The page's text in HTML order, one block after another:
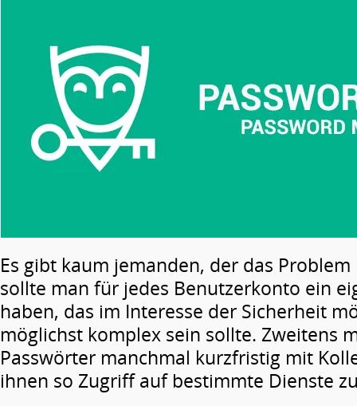
Es gibt kaum jemanden, der das
sollte man für jedes Benutzerkonto ein
haben, das im Interesse der Sicherheit
möglichst komplex sein sollte. Zweitens
Passwörter manchmal kurzfristig mit
ihnen so Zugriff auf bestimmte Dienste